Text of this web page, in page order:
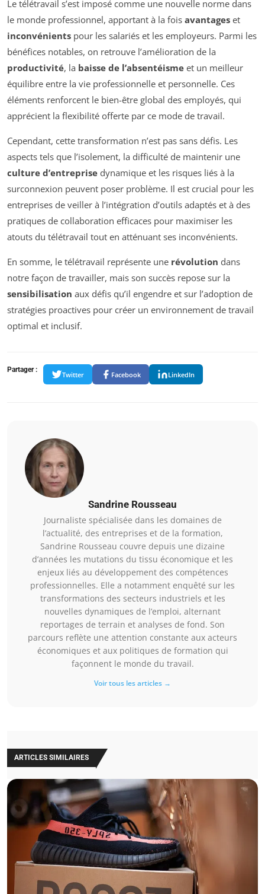
Le télétravail s’est imposé comme une nouvelle norme dans
le monde professionnel, apportant à la fois avantages et
inconvénients pour les salariés et les employeurs. Parmi les
bénéfices notables, on retrouve l’amélioration de la
productivité, la baisse de l’absentéisme et un meilleur
équilibre entre la vie professionnelle et personnelle. Ces
éléments renforcent le bien-être global des employés, qui
apprécient la flexibilité offerte par ce mode de travail.
Cependant, cette transformation n’est pas sans défis. Les
aspects tels que l’isolement, la difficulté de maintenir une
culture d’entreprise dynamique et les risques liés à la
surconnexion peuvent poser problème. Il est crucial pour les
entreprises de veiller à l’intégration d’outils adaptés et à des
pratiques de collaboration efficaces pour maximiser les
atouts du télétravail tout en atténuant ses inconvénients.
En somme, le télétravail représente une révolution dans
notre façon de travailler, mais son succès repose sur la
sensibilisation aux défis qu’il engendre et sur l’adoption de
stratégies proactives pour créer un environnement de travail
optimal et inclusif.
Partager :
Twitter Facebook LinkedIn
Sandrine Rousseau
Journaliste spécialisée dans les domaines de
l’actualité, des entreprises et de la formation,
Sandrine Rousseau couvre depuis une dizaine
d’années les mutations du tissu économique et les
enjeux liés au développement des compétences
professionnelles. Elle a notamment enquêté sur les
transformations des secteurs industriels et les
nouvelles dynamiques de l’emploi, alternant
reportages de terrain et analyses de fond. Son
parcours reflète une attention constante aux acteurs
économiques et aux politiques de formation qui
façonnent le monde du travail.
Voir tous les articles →
ARTICLES SIMILAIRES